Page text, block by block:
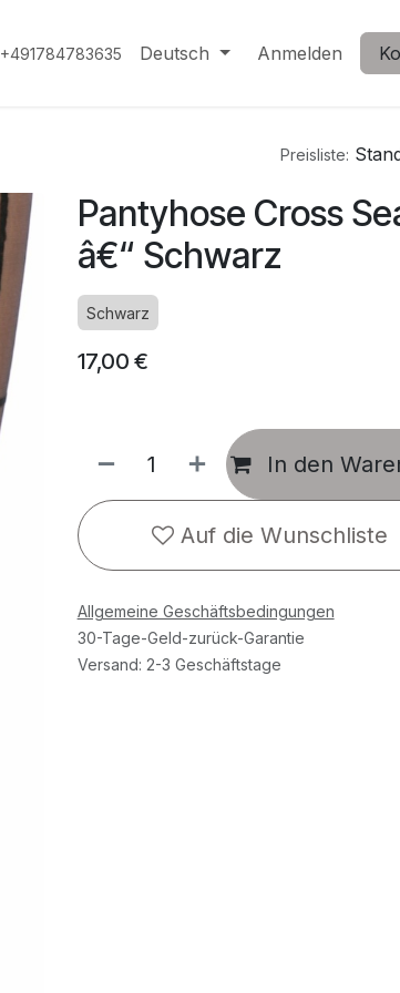
+491784783635 Deutsch Anmelden
Preisliste:
Pantyhose Cross
â€“ Schwarz
Schwarz
17,00 €
In den
Auf die Wunschliste
Allgemeine Geschäftsbedingungen
30-Tage-Geld-zurück-Garantie
Versand: 2-3 Geschäftstage